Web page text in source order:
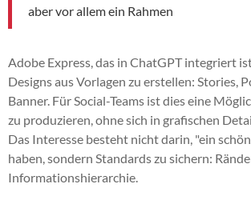
aber vor allem ein Rahmen
Adobe Express, das in ChatGPT integriert
Designs aus Vorlagen zu erstellen: Stories,
Banner. Für Social-Teams ist dies eine
zu produzieren, ohne sich in grafischen
Das Interesse besteht nicht darin, "ein
haben, sondern Standards zu sichern:
Informationshierarchie.